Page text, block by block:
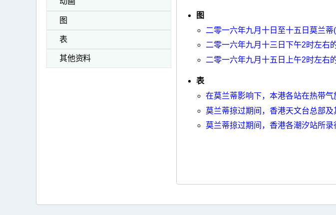
图
表
其他资料
图
二零一六年九月十日至十五日莫兰蒂
二零一六年九月十三日下午2时左右
二零一六年九月十五日上午2时左右
表
在莫兰蒂影响下，本港各站在热带
莫兰蒂掠过期间，香港天文台总部
莫兰蒂掠过期间，香港各潮汐站所